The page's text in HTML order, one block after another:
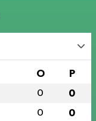
O P
0 0
0 0